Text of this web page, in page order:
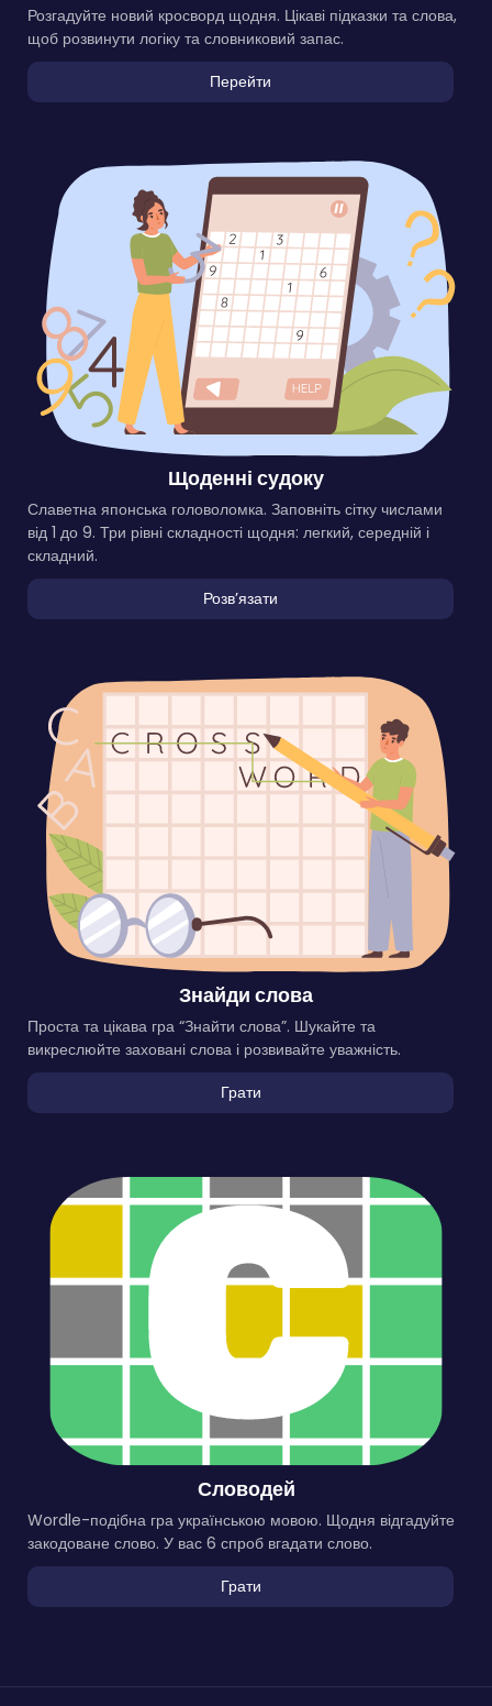
Розгадуйте новий кросворд щодня. Цікаві підказки та слова,
щоб розвинути логіку та словниковий запас.
Перейти
Щоденні судоку
Славетна японська головоломка. Заповніть сітку числами
від 1 до 9. Три рівні складності щодня: легкий, середній і
складний.
Розвʼязати
Знайди слова
Проста та цікава гра “Знайти слова”. Шукайте та
викреслюйте заховані слова і розвивайте уважність.
Грати
Словодей
Wordle-подібна гра українською мовою. Щодня відгадуйте
закодоване слово. У вас 6 спроб вгадати слово.
Грати